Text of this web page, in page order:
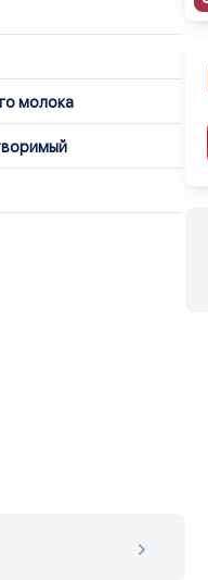
молока